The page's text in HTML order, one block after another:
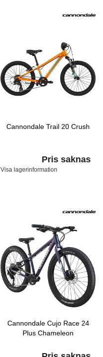
Cannondale Trail 20 Crush
Pris saknas
Visa lagerinformation
Cannondale Cujo Race 24
Plus Chameleon